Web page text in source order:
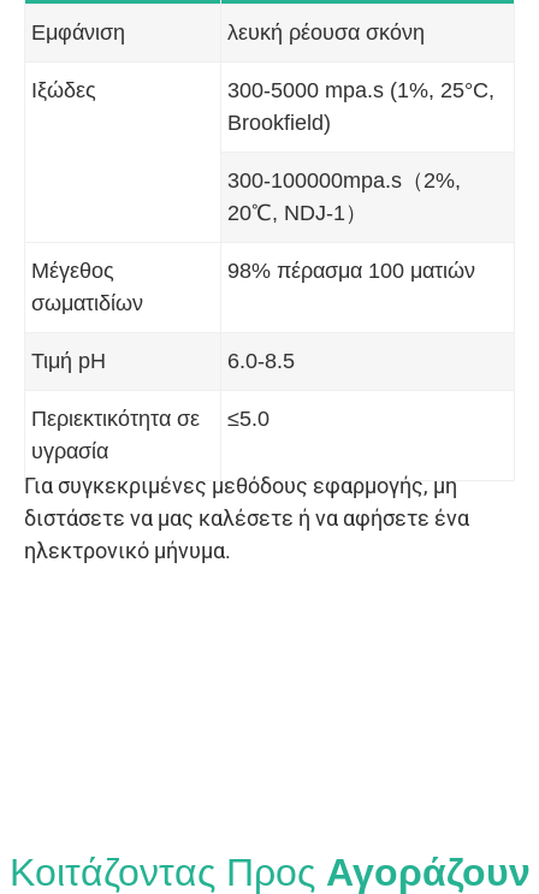
Εμφάνιση λευκή ρέουσα σκόνη
Ιξώδες
300-5000 mpa.s (1%, 25°C,
Brookfield)
300-100000mpa.s（2%,
20℃, NDJ-1）
Μέγεθος
σωματιδίων
98% πέρασμα 100 ματιών
Τιμή pH 6.0-8.5
Περιεκτικότητα σε
υγρασία
≤5.0
Για συγκεκριμένες μεθόδους εφαρμογής, μη
διστάσετε να μας καλέσετε ή να αφήσετε ένα
ηλεκτρονικό μήνυμα.
Κοιτάζοντας Προς Αγοράζουν